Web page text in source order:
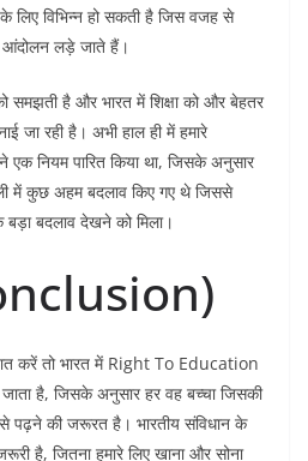
लिए विभिन्न हो सकती है जिस वजह से
आंदोलन लड़े जाते हैं।
समझती है और भारत में शिक्षा को और बेहतर
जा रही है। अभी हाल ही में हमारे
ने एक नियम पारित किया था, जिसके अनुसार
में कुछ अहम बदलाव किए गए थे जिससे
बदलाव देखने को मिला।
करें तो भारत में Right To Education
जाता है, जिसके अनुसार हर वह बच्चा जिसकी
पढ़ने की जरूरत है। भारतीय संविधान के
है, जितना हमारे लिए खाना और सोना